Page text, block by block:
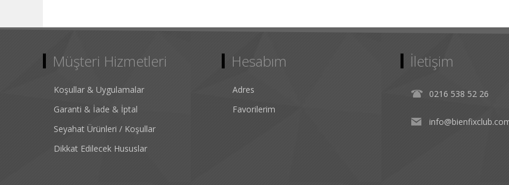
Müşteri Hizmetleri
Koşullar & Uygulamalar
Garanti & İade & İptal
Seyahat Ürünleri / Koşullar
Dikkat Edilecek Hususlar
Hesabım
Adres
Favorilerim
İletişim
0216 538 52 26